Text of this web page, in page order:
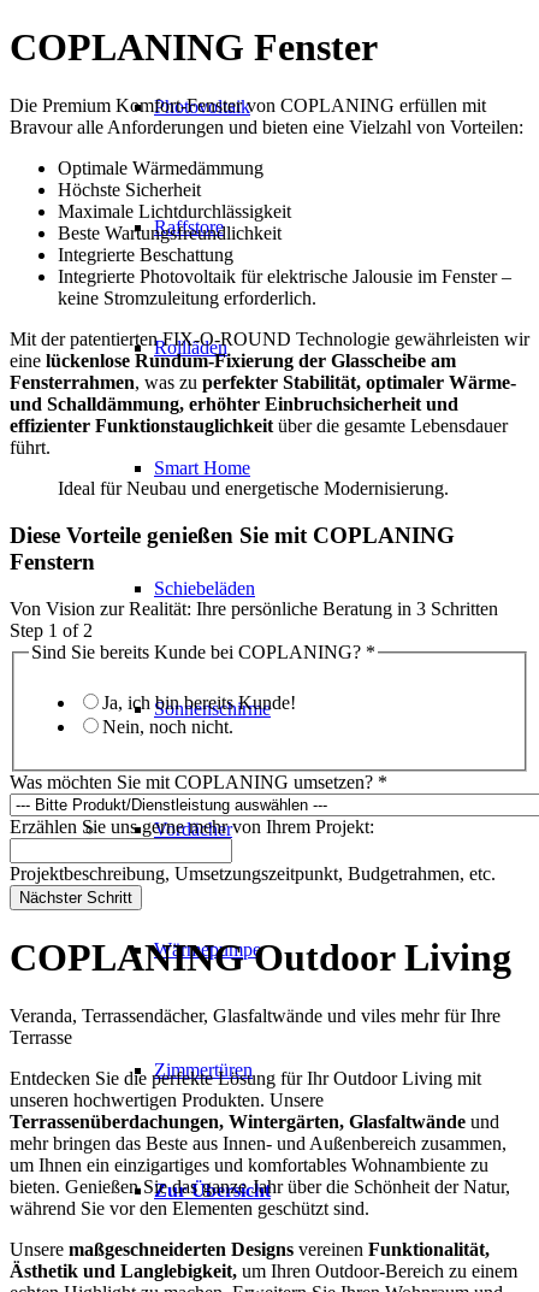
Photovoltaik
Raffstore
Rollläden
Smart Home
Schiebeläden
Sonnenschirme
Vordächer
Wärmepumpe
Zimmertüren
Zur Übersicht
COPLANING Fenster
Die Premium Komfort-Fenster von COPLANING erfüllen mit
Bravour alle Anforderungen und bieten eine Vielzahl von Vorteilen:
Optimale Wärmedämmung
Höchste Sicherheit
Maximale Lichtdurchlässigkeit
Beste Wartungsfreundlichkeit
Integrierte Beschattung
Integrierte Photovoltaik für elektrische Jalousie im Fenster –
keine Stromzuleitung erforderlich.
Mit der patentierten FIX-O-ROUND Technologie gewährleisten wir
eine lückenlose Rundum-Fixierung der Glasscheibe am
Fensterrahmen, was zu perfekter Stabilität, optimaler Wärme-
und Schalldämmung, erhöhter Einbruchsicherheit und
effizienter Funktionstauglichkeitüber die gesamte Lebensdauer
führt.
Ideal für Neubau und energetische Modernisierung.
Diese Vorteile genießen Sie mit COPLANING
Fenstern
Von Vision zur Realität: Ihre persönliche Beratung in 3 Schritten
Step 1 of 2
Sind Sie bereits Kunde bei COPLANING? *
Ja, ich bin bereits Kunde!
Nein, noch nicht.
Was möchten Sie mit COPLANING umsetzen? *
Erzählen Sie uns gerne mehr von Ihrem Projekt:
Projektbeschreibung, Umsetzungszeitpunkt, Budgetrahmen, etc.
Nächster Schritt
COPLANINGOutdoor Living
Veranda, Terrassendächer, Glasfaltwände und viles mehr für Ihre
Terrasse
Entdecken Sie die perfekte Lösung für Ihr Outdoor Living mit
unseren hochwertigen Produkten. Unsere
Terrassenüberdachungen, Wintergärten, Glasfaltwände und
mehr bringen das Beste aus Innen- und Außenbereich zusammen,
um Ihnen ein einzigartiges und komfortables Wohnambiente zu
bieten. Genießen Sie das ganze Jahr über die Schönheit der Natur,
während Sie vor den Elementen geschützt sind.
Unsere maßgeschneiderten Designs vereinen Funktionalität,
Ästhetik und Langlebigkeit, um Ihren Outdoor-Bereich zu einem